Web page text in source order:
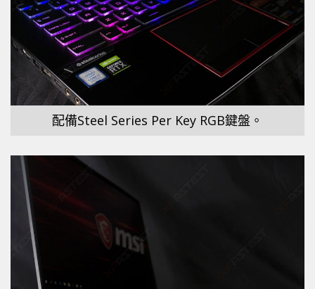
配備Steel Series Per Key RGB鍵盤。